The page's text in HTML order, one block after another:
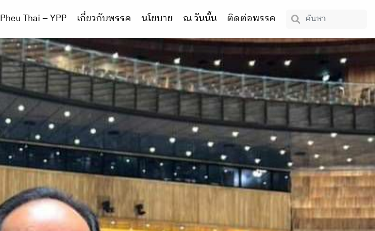
Pheu Thai – YPP เกี่ยวกับพรรค นโยบาย ณ วันนั้น ติดต่อพรรค